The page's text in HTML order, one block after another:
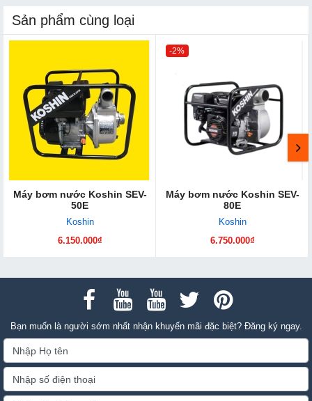
Sản phẩm cùng loại
Máy bơm nước Koshin SEV-
50E
Koshin
6.150.000₫
-2%
Máy bơm nước Koshin SEV-
80E
Koshin
6.750.000₫
Bạn muốn là người sớm nhất nhận khuyến mãi đặc biệt? Đăng ký ngay.